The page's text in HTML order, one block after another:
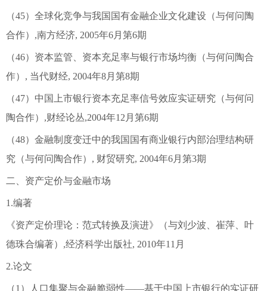
（45）全球化竞争与我国国有金融企业文化建设（与何问陶
合作）,南方经济, 2005年6月第6期
（46）资本监管、资本充足率与银行市场均衡（与何问陶合
作）, 当代财经, 2004年8月第8期
（47）中国上市银行资本充足率信号效应实证研究（与何问
陶合作）,财经论丛,2004年12月第6期
（48）金融制度变迁中的我国国有商业银行内部治理结构研
究（与何问陶合作）, 财贸研究, 2004年6月第3期
二、资产定价与金融市场
1.编著
《资产定价理论：范式转换及演进》（与刘少波、崔萍、叶
德珠合编著）,经济科学出版社, 2010年11月
2.论文
（1）人口集聚与金融脆弱性——基于中国上市银行的实证研